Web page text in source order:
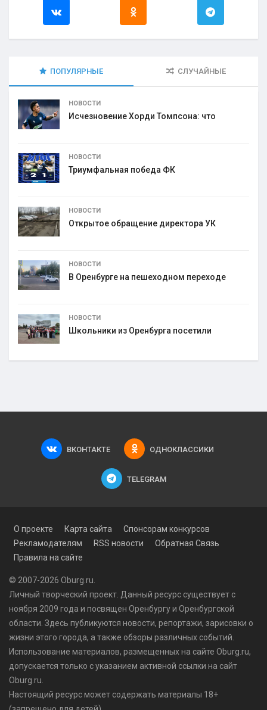
ПОПУЛЯРНЫЕ СЛУЧАЙНЫЕ
НОВОСТИ
Исчезновение Хорди Томпсона: что
НОВОСТИ
Триумфальная победа ФК
НОВОСТИ
Открытое обращение директора УК
НОВОСТИ
В Оренбурге на пешеходном переходе
НОВОСТИ
Школьники из Оренбурга посетили
ВКОНТАКТЕ ОДНОКЛАССИКИ
TELEGRAM
О проекте Карта сайта
Спонсорам конкурсов
Рекламодателям
RSS новости
Обратная Связь
Правила на сайте
© 2007-2026 Oburg.ru.
Личный творческий проект. Данный ресурс существует с
ноября 2009 года и посвящен Оренбургу и Оренбургской
области. Здесь публикуются новости, репортажи, зарисовки о
жизни этого города, а также обзоры различных событий.
Использование материалов, размещенных на сайте Oburg.ru,
допускается только с указанием активной ссылки на сайт
Oburg.ru.
Настоящий ресурс может содержать материалы 18+